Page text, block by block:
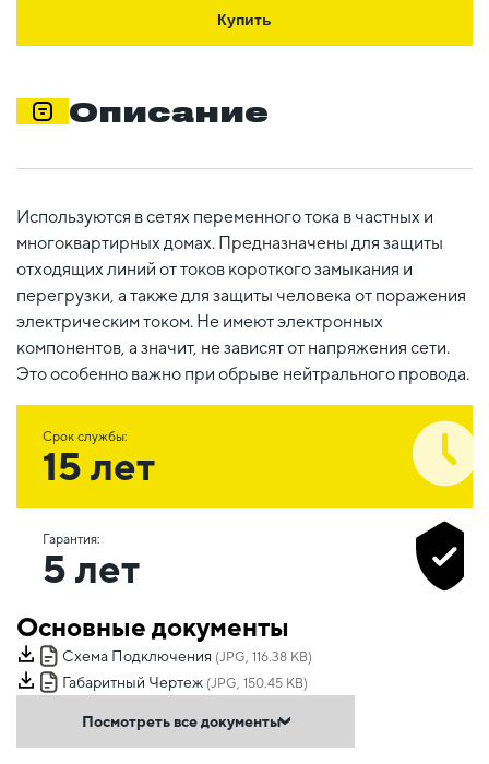
Купить
Описание
Используются в сетях переменного тока в частных и
многоквартирных домах. Предназначены для защиты
отходящих линий от токов короткого замыкания и
перегрузки, а также для защиты человека от поражения
электрическим током. Не имеют электронных
компонентов, а значит, не зависят от напряжения сети.
Это особенно важно при обрыве нейтрального провода.
Срок службы:
15 лет
Гарантия:
5 лет
Основные документы
Схема Подключения (JPG, 116.38 KB)
Габаритный Чертеж (JPG, 150.45 KB)
Посмотреть все документы